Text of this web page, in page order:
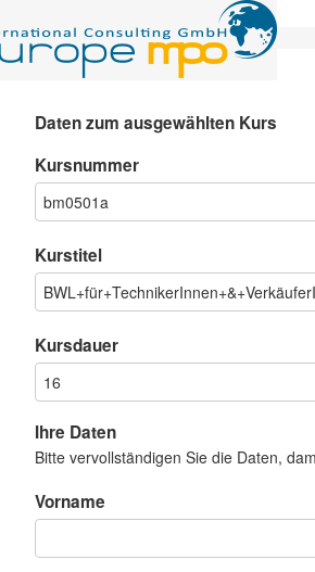
Daten zum ausgewählten Kurs
Kursnummer
Kurstitel
Kursdauer
Ihre Daten
Bitte vervollständigen Sie die Daten,
Vorname